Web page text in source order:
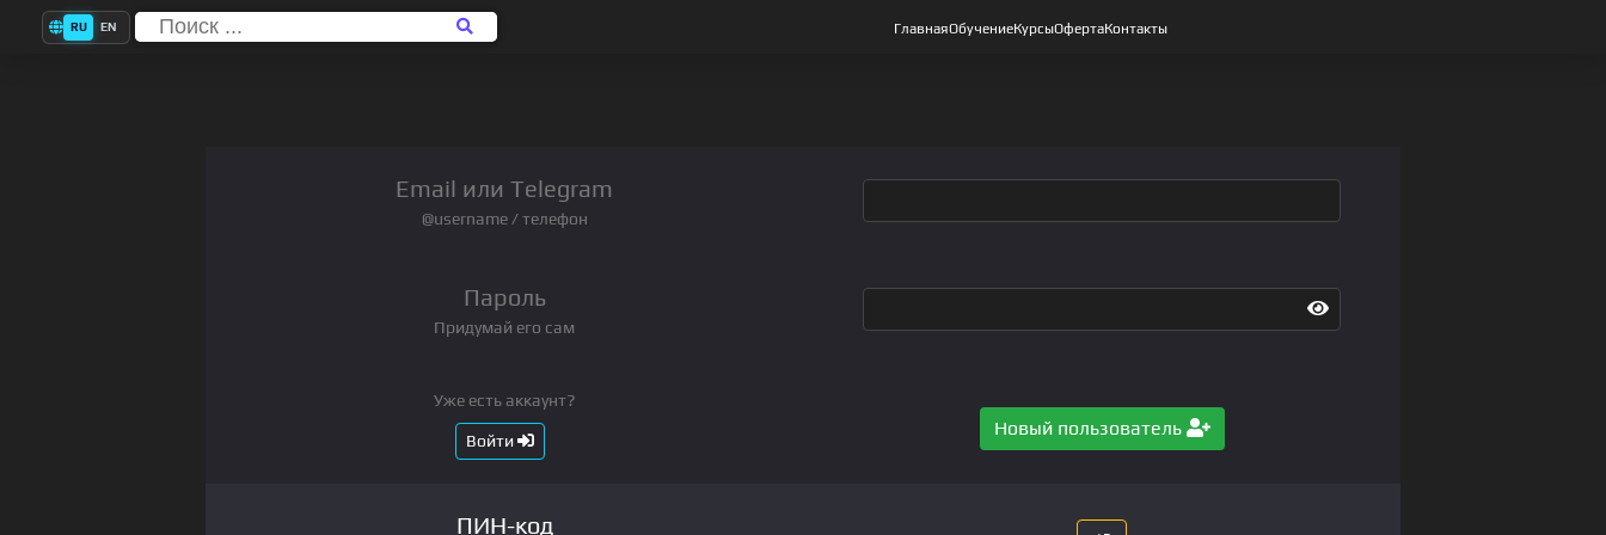
RU EN ГлавнаяОбучениеКурсыОфертаКонтакты
Email или Telegram
@username / телефон
Пароль
Придумай его сам
Уже есть аккаунт?
Войти
Новый пользователь
ПИН-код